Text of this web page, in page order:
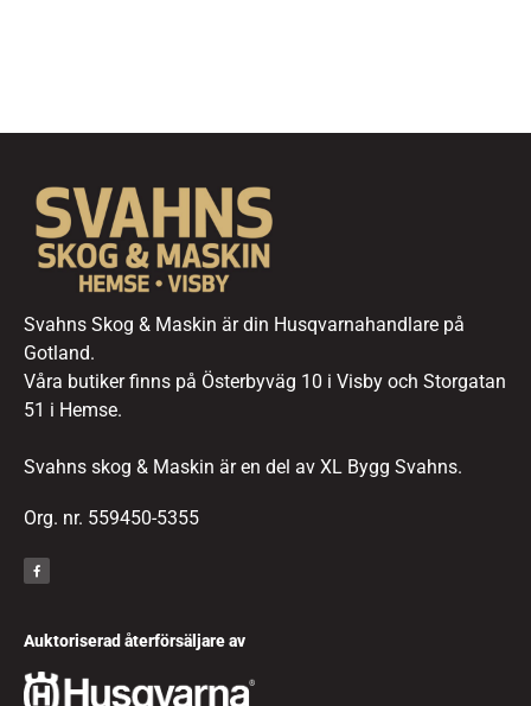
Svahns Skog & Maskin är din Husqvarnahandlare på
Gotland.
Våra butiker finns på Österbyväg 10 i Visby och Storgatan
51 i Hemse.
Svahns skog & Maskin är en del av XL Bygg Svahns.
Org. nr. 559450-5355
Auktoriserad återförsäljare av